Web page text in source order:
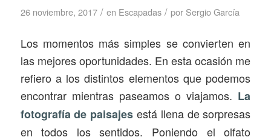
26 noviembre, 2017 / en Escapadas / por Sergio García
Los momentos más simples se convierten en
las mejores oportunidades. En esta ocasión me
refiero a los distintos elementos que podemos
encontrar mientras paseamos o viajamos. La
fotografía de paisajes está llena de sorpresas
en todos los sentidos. Poniendo el olfato